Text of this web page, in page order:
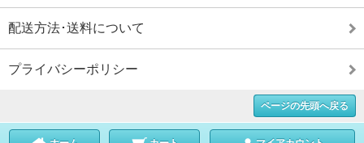
配送方法･送料について
プライバシーポリシー
ページの先頭へ戻る